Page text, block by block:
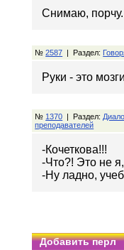
Снимаю, порчу.
№2587 | Раздел:
Руки - это
№ 1370 | Раздел:
преподавателей
-Кочеткова!!!
-Что?! Это не
-Ну ладно,
Добавить перл